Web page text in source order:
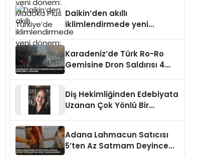
Daikin’den akıllı
iklimlendirmede yeni
dönem: Madoka Plus
Karadeniz’de Türk Ro-Ro
Gemisine Dron Saldırısı 4
Diş Hekimliğinden Edebiyata
Uzanan Çok Yönlü Bir
Adana Lahmacun Satıcısı
5’ten Az Satmam Deyince